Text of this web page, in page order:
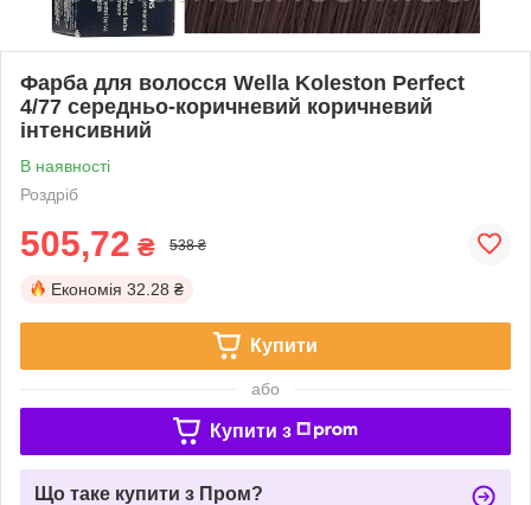
Фарба для волосся Wella Koleston Perfect
4/77 середньо-коричневий коричневий
інтенсивний
В наявності
Роздріб
505,72 ₴ 538 ₴
Економія 32.28 ₴
Купити
або
Купити з
Що таке купити з Пром?